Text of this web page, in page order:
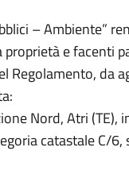
– Ambiente”
e facenti
Regolamento,
Nord, Atri (TE),
catastale C/